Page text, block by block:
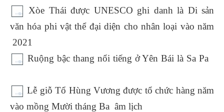
Xòe Thái được UNESCO ghi danh là Di sản
văn hóa phi vật thể đại diện cho nhân loại vào năm
2021
Ruộng bậc thang nổi tiếng ở Yên Bái là Sa Pa
Lễ giỗ Tổ Hùng Vương được tổ chức hàng năm
vào mồng Mười tháng Ba âm lịch